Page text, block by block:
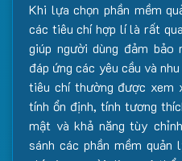
Khi lựa chọn phần mềm
các tiêu chí hợp lí là rất
giúp người dùng đảm bảo
đáp ứng các yêu cầu và
tiêu chí thường được xem
tính ổn định, tính tương
mật và khả năng tùy
sánh các phần mềm